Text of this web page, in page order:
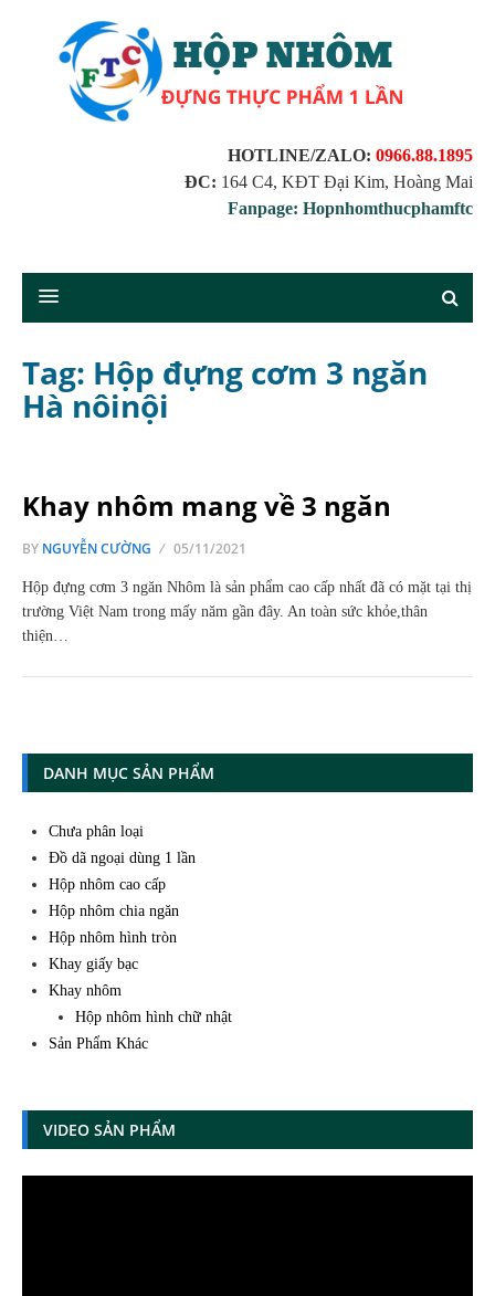
HOTLINE/ZALO: 0966.88.1895
ĐC: 164 C4, KĐT Đại Kim, Hoàng Mai
Fanpage: Hopnhomthucphamftc
Tag: Hộp đựng cơm 3 ngăn
Hà nôinội
Khay nhôm mang về 3 ngăn
BY NGUYỄN CƯỜNG 05/11/2021
Hộp đựng cơm 3 ngăn Nhôm là sản phẩm cao cấp nhất đã có mặt tại thị
trường Việt Nam trong mấy năm gần đây. An toàn sức khỏe,thân
thiện…
DANH MỤC SẢN PHẨM
Chưa phân loại
Đồ dã ngoại dùng 1 lần
Hộp nhôm cao cấp
Hộp nhôm chia ngăn
Hộp nhôm hình tròn
Khay giấy bạc
Khay nhôm
Hộp nhôm hình chữ nhật
Sản Phẩm Khác
VIDEO SẢN PHẨM